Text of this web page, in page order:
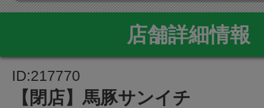
店舗詳細情報
ID:217770
【閉店】馬豚サンイチ